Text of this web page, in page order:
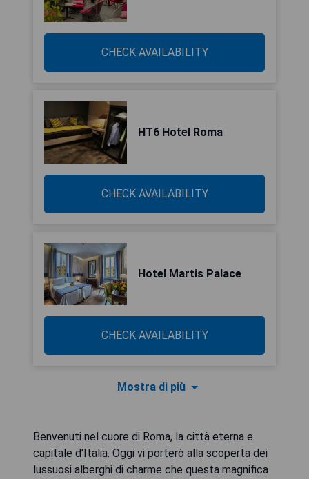
CHECK AVAILABILITY
HT6 Hotel Roma
CHECK AVAILABILITY
Hotel Martis Palace
CHECK AVAILABILITY
Mostra di più
Benvenuti nel cuore di Roma, la città eterna e
capitale d'Italia. Oggi vi porterò alla scoperta dei
lussuosi alberghi di charme che questa magnifica